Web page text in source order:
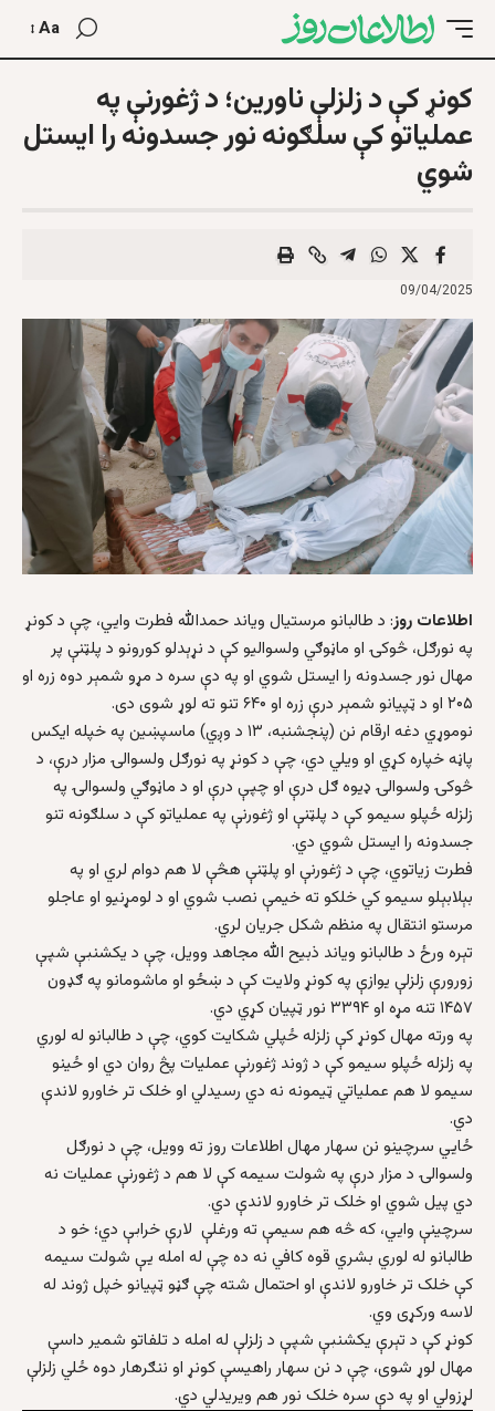
Aa
کونړ کې د زلزلې ناورین؛ د ژغورنې په
عملیاتو کې سلګونه نور جسدونه را ایستل
شوي
09/04/2025
اطلاعات روز: د طالبانو مرستیال ویاند حمدالله فطرت وایي، چې د کونړ
په نورګل، څوکۍ او ماڼوګي ولسوالیو کې د نړېدلو کورونو د‌ پلټنې پر
مهال نور جسدونه را ایستل شوي او په دې سره د مړو شمېر دوه زره او
۲۰۵ او د ټپیانو شمېر درې زره او ۶۴۰ تنو ته لوړ شوی دی.
نوموړي دغه ارقام نن (پنجشنبه، ۱۳ د وږي) ماسپښین په خپله ایکس
پاڼه خپاره کړي او ویلي دي، چې د کونړ په نورګل ولسوالۍ مزار درې، د
څوکۍ ولسوالۍ ډيوه ګل درې او چپې درې او د ماڼوګي ولسوالۍ په
زلزله ځپلو سیمو کې د پلټنې او ژغورنې په عملياتو کې د سلګونه تنو
جسدونه را ايستل شوي دي.
فطرت زیاتوي، چې د ژغورنې او پلټنې هڅې لا هم دوام لري او په
بېلابېلو سيمو کي خلکو ته خيمې نصب شوي او د لومړنيو او عاجلو
مرستو انتقال په منظم شکل جريان لري.
تېره ورځ د طالبانو ویاند ذبیح الله مجاهد وویل، چې د یکشنبې شپې
زورورې زلزلې یوازې په کونړ ولایت کې د ښځو او ماشومانو په ګډون
۱۴۵۷ تنه مړه او ۳۳۹۴ نور ټپیان کړي دي.
په ورته مهال کونړ کې زلزله ځپلي شکایت کوي، چې د طالبانو له لوري
په زلزله ځپلو سیمو کې د ژوند ژغورنې عملیات پڅ روان دي او ځینو
سیمو لا هم عملیاتي ټیمونه نه دي رسیدلي او خلک تر خاورو لاندې
دي.
ځايي سرچینو نن سهار مهال اطلاعات روز ته وویل، چې د نورګل
ولسوالۍ د مزار درې په شولت سیمه کې لا هم د ژغورنې عملیات نه
دي پیل شوي او خلک تر خاورو لاندې دي.
سرچینې وايي، که څه هم سیمې ته ورغلې لارې خرابې دي؛ خو د
طالبانو له لوري بشري قوه کافي نه ده چې له امله یې شولت سیمه
کې خلک تر خاورو لاندې او احتمال شته چې ګڼو ټپیانو خپل ژوند له
لاسه ورکړی وي.
کونړ کې د تېرې یکشنبې شپې د زلزلې له امله د تلفاتو شمیر داسې
مهال لوړ شوی، چې د نن سهار راهیسې کونړ او ننګرهار دوه ځلي زلزلې
لړزولي او په دې سره خلک نور هم ویریدلي دي.